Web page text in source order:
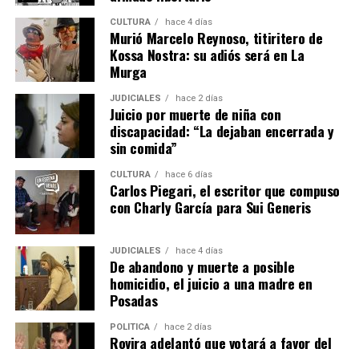
Las propuestas se dividen en cuatro ejes. El primero está
orientado al primer empleo e incluye talleres propios
sobre armado de currículum, entrevistas laborales,
orientación laboral, coaching para el empleo,
empleabilidad y oratoria.
Además, se dictan capacitaciones para emprendedores,
cursos de oficios y formaciones en habilidades aplicables
al empleo formal, como informática, Excel, diseño,
marketing, manejo de redes sociales y fotografía.
Las últimas tres categorías se desarrollan junto a
instituciones educativas, cámaras empresariales,
centros de formación profesional, institutos
tecnológicos y profesionales externos.
“Salimos a buscar quienes nos acompañen para ayudar y
acompañar a la persona que está en búsqueda de
mejorar su situación laboral y personal”, explicó.
CULTURA hace 4 días
Murió Marcelo Reynoso, titiritero de
Kossa Nostra: su adiós será en La
Murga
JUDICIALES hace 2 días
Juicio por muerte de niña con
discapacidad: “La dejaban encerrada y
sin comida”
CULTURA hace 6 días
Carlos Piegari, el escritor que compuso
con Charly García para Sui Generis
JUDICIALES hace 4 días
De abandono y muerte a posible
homicidio, el juicio a una madre en
Posadas
POLÍTICA hace 2 días
Rovira adelantó que votará a favor del